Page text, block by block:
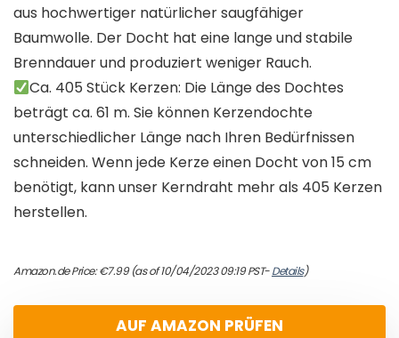
aus hochwertiger natürlicher saugfähiger
Baumwolle. Der Docht hat eine lange und stabile
Brenndauer und produziert weniger Rauch.
Ca. 405 Stück Kerzen: Die Länge des Dochtes
beträgt ca. 61 m. Sie können Kerzendochte
unterschiedlicher Länge nach Ihren Bedürfnissen
schneiden. Wenn jede Kerze einen Docht von 15 cm
benötigt, kann unser Kerndraht mehr als 405 Kerzen
herstellen.
Amazon.de Price:€7.99(as of 10/04/2023 09:19 PST-Details)
AUF AMAZON PRÜFEN